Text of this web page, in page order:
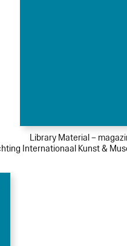
Library Material –
Internationaal Kunst &